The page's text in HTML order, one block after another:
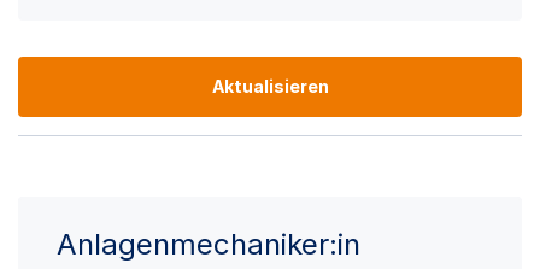
Aktualisieren
Anlagenmechaniker:in